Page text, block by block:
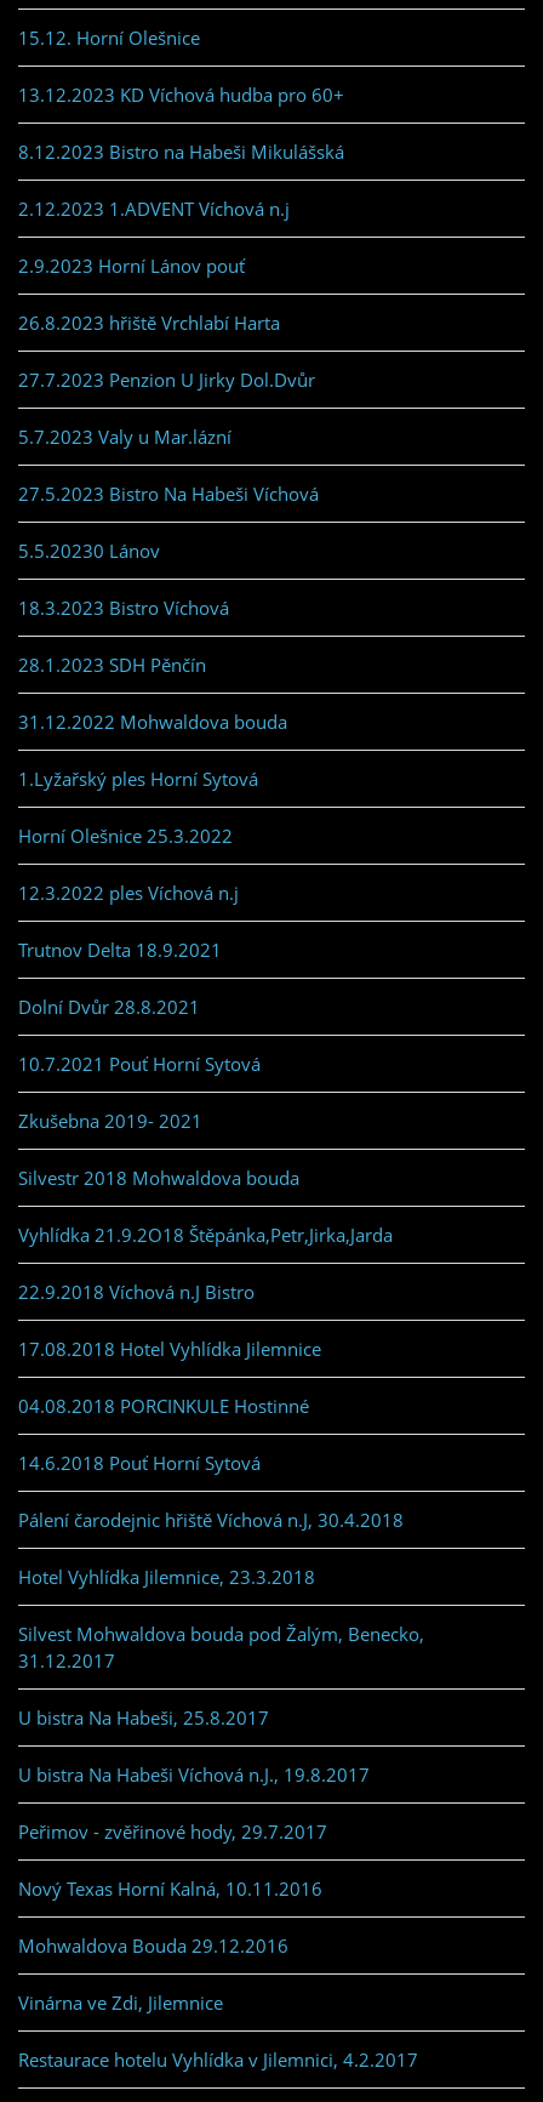
15.12. Horní Olešnice
13.12.2023 KD Víchová hudba pro 60+
8.12.2023 Bistro na Habeši Mikulášská
2.12.2023 1.ADVENT Víchová n.j
2.9.2023 Horní Lánov pouť
26.8.2023 hřiště Vrchlabí Harta
27.7.2023 Penzion U Jirky Dol.Dvůr
5.7.2023 Valy u Mar.lázní
27.5.2023 Bistro Na Habeši Víchová
5.5.20230 Lánov
18.3.2023 Bistro Víchová
28.1.2023 SDH Pěnčín
31.12.2022 Mohwaldova bouda
1.Lyžařský ples Horní Sytová
Horní Olešnice 25.3.2022
12.3.2022 ples Víchová n.j
Trutnov Delta 18.9.2021
Dolní Dvůr 28.8.2021
10.7.2021 Pouť Horní Sytová
Zkušebna 2019- 2021
Silvestr 2018 Mohwaldova bouda
Vyhlídka 21.9.2O18 Štěpánka,Petr,Jirka,Jarda
22.9.2018 Víchová n.J Bistro
17.08.2018 Hotel Vyhlídka Jilemnice
04.08.2018 PORCINKULE Hostinné
14.6.2018 Pouť Horní Sytová
Pálení čarodejnic hřiště Víchová n.J, 30.4.2018
Hotel Vyhlídka Jilemnice, 23.3.2018
Silvest Mohwaldova bouda pod Žalým, Benecko,
31.12.2017
U bistra Na Habeši, 25.8.2017
U bistra Na Habeši Víchová n.J., 19.8.2017
Peřimov - zvěřinové hody, 29.7.2017
Nový Texas Horní Kalná, 10.11.2016
Mohwaldova Bouda 29.12.2016
Vinárna ve Zdi, Jilemnice
Restaurace hotelu Vyhlídka v Jilemnici, 4.2.2017